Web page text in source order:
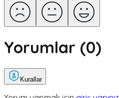
Yorumlar (0)
Kurallar